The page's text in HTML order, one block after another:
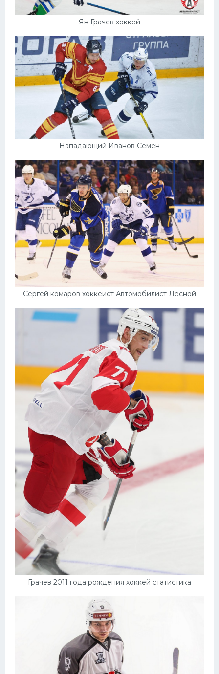
Ян Грачев хоккей
Нападающий Иванов Семен
Сергей комаров хоккеист Автомобилист Лесной
Грачев 2011 года рождения хоккей статистика